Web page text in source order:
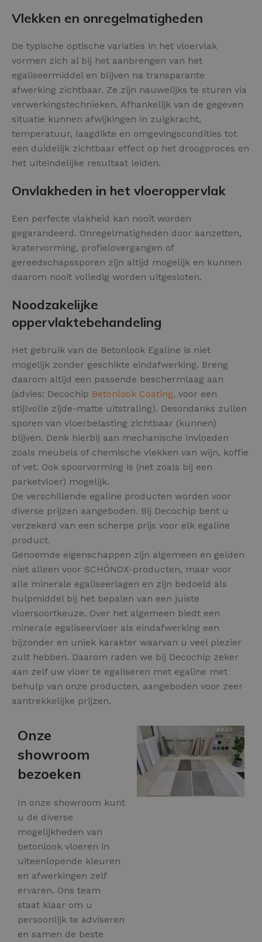
Vlekken en onregelmatigheden
De typische optische variaties in het vloervlak
vormen zich al bij het aanbrengen van het
egaliseermiddel en blijven na transparante
afwerking zichtbaar. Ze zijn nauwelijks te sturen via
verwerkingstechnieken. Afhankelijk van de gegeven
situatie kunnen afwijkingen in zuigkracht,
temperatuur, laagdikte en omgevingscondities tot
een duidelijk zichtbaar effect op het droogproces en
het uiteindelijke resultaat leiden.
Onvlakheden in het vloeroppervlak
Een perfecte vlakheid kan nooit worden
gegarandeerd. Onregelmatigheden door aanzetten,
kratervorming, profielovergangen of
gereedschapssporen zijn altijd mogelijk en kunnen
daarom nooit volledig worden uitgesloten.
Noodzakelijke
oppervlaktebehandeling
Het gebruik van de Betonlook Egaline is niet
mogelijk zonder geschikte eindafwerking. Breng
daarom altijd een passende beschermlaag aan
(advies: Decochip Betonlook Coating, voor een
stijlvolle zijde-matte uitstraling). Desondanks zullen
sporen van vloerbelasting zichtbaar (kunnen)
blijven. Denk hierbij aan mechanische invloeden
zoals meubels of chemische vlekken van wijn, koffie
of vet. Ook spoorvorming is (net zoals bij een
parketvloer) mogelijk.
De verschillende egaline producten worden voor
diverse prijzen aangeboden. Bij Decochip bent u
verzekerd van een scherpe prijs voor elk egaline
product.
Genoemde eigenschappen zijn algemeen en gelden
niet alleen voor SCHÖNOX-producten, maar voor
alle minerale egaliseerlagen en zijn bedoeld als
hulpmiddel bij het bepalen van een juiste
vloersoortkeuze. Over het algemeen biedt een
minerale egaliseervloer als eindafwerking een
bijzonder en uniek karakter waarvan u veel plezier
zult hebben. Daarom raden we bij Decochip zeker
aan zelf uw vloer te egaliseren met egaline met
behulp van onze producten, aangeboden voor zeer
aantrekkelijke prijzen.
Onze
showroom
bezoeken
In onze showroom kunt
u de diverse
mogelijkheden van
betonlook vloeren in
uiteenlopende kleuren
en afwerkingen zelf
ervaren. Ons team
staat klaar om u
persoonlijk te adviseren
en samen de beste